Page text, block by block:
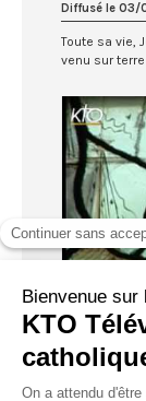
Diffusé le 03/
Toute sa vie,
venu sur
Pardonner
Diffusé le 27/